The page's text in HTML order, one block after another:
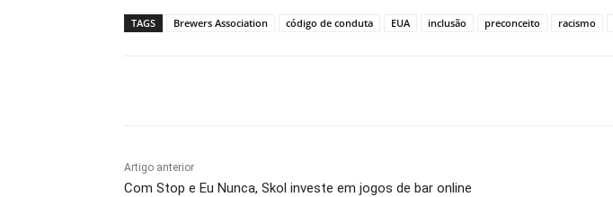
TAGS Brewers Association código de conduta EUA inclusão preconceito racismo
Artigo anterior
Com Stop e Eu Nunca, Skol investe em jogos de bar online